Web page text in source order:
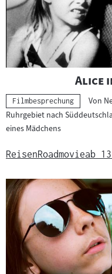
"
Alice
Kategorie:
Filmbesprechung
Von
Ruhrgebiet nach
eines Mädchens
ReisenRoadmovieab